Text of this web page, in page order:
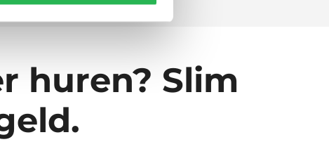
huren? Slim